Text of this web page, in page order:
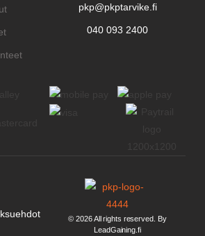
pkp@pkptarvike.fi
040 093 2400
© 2026 All rights reserved. By
LeadGaining.fi